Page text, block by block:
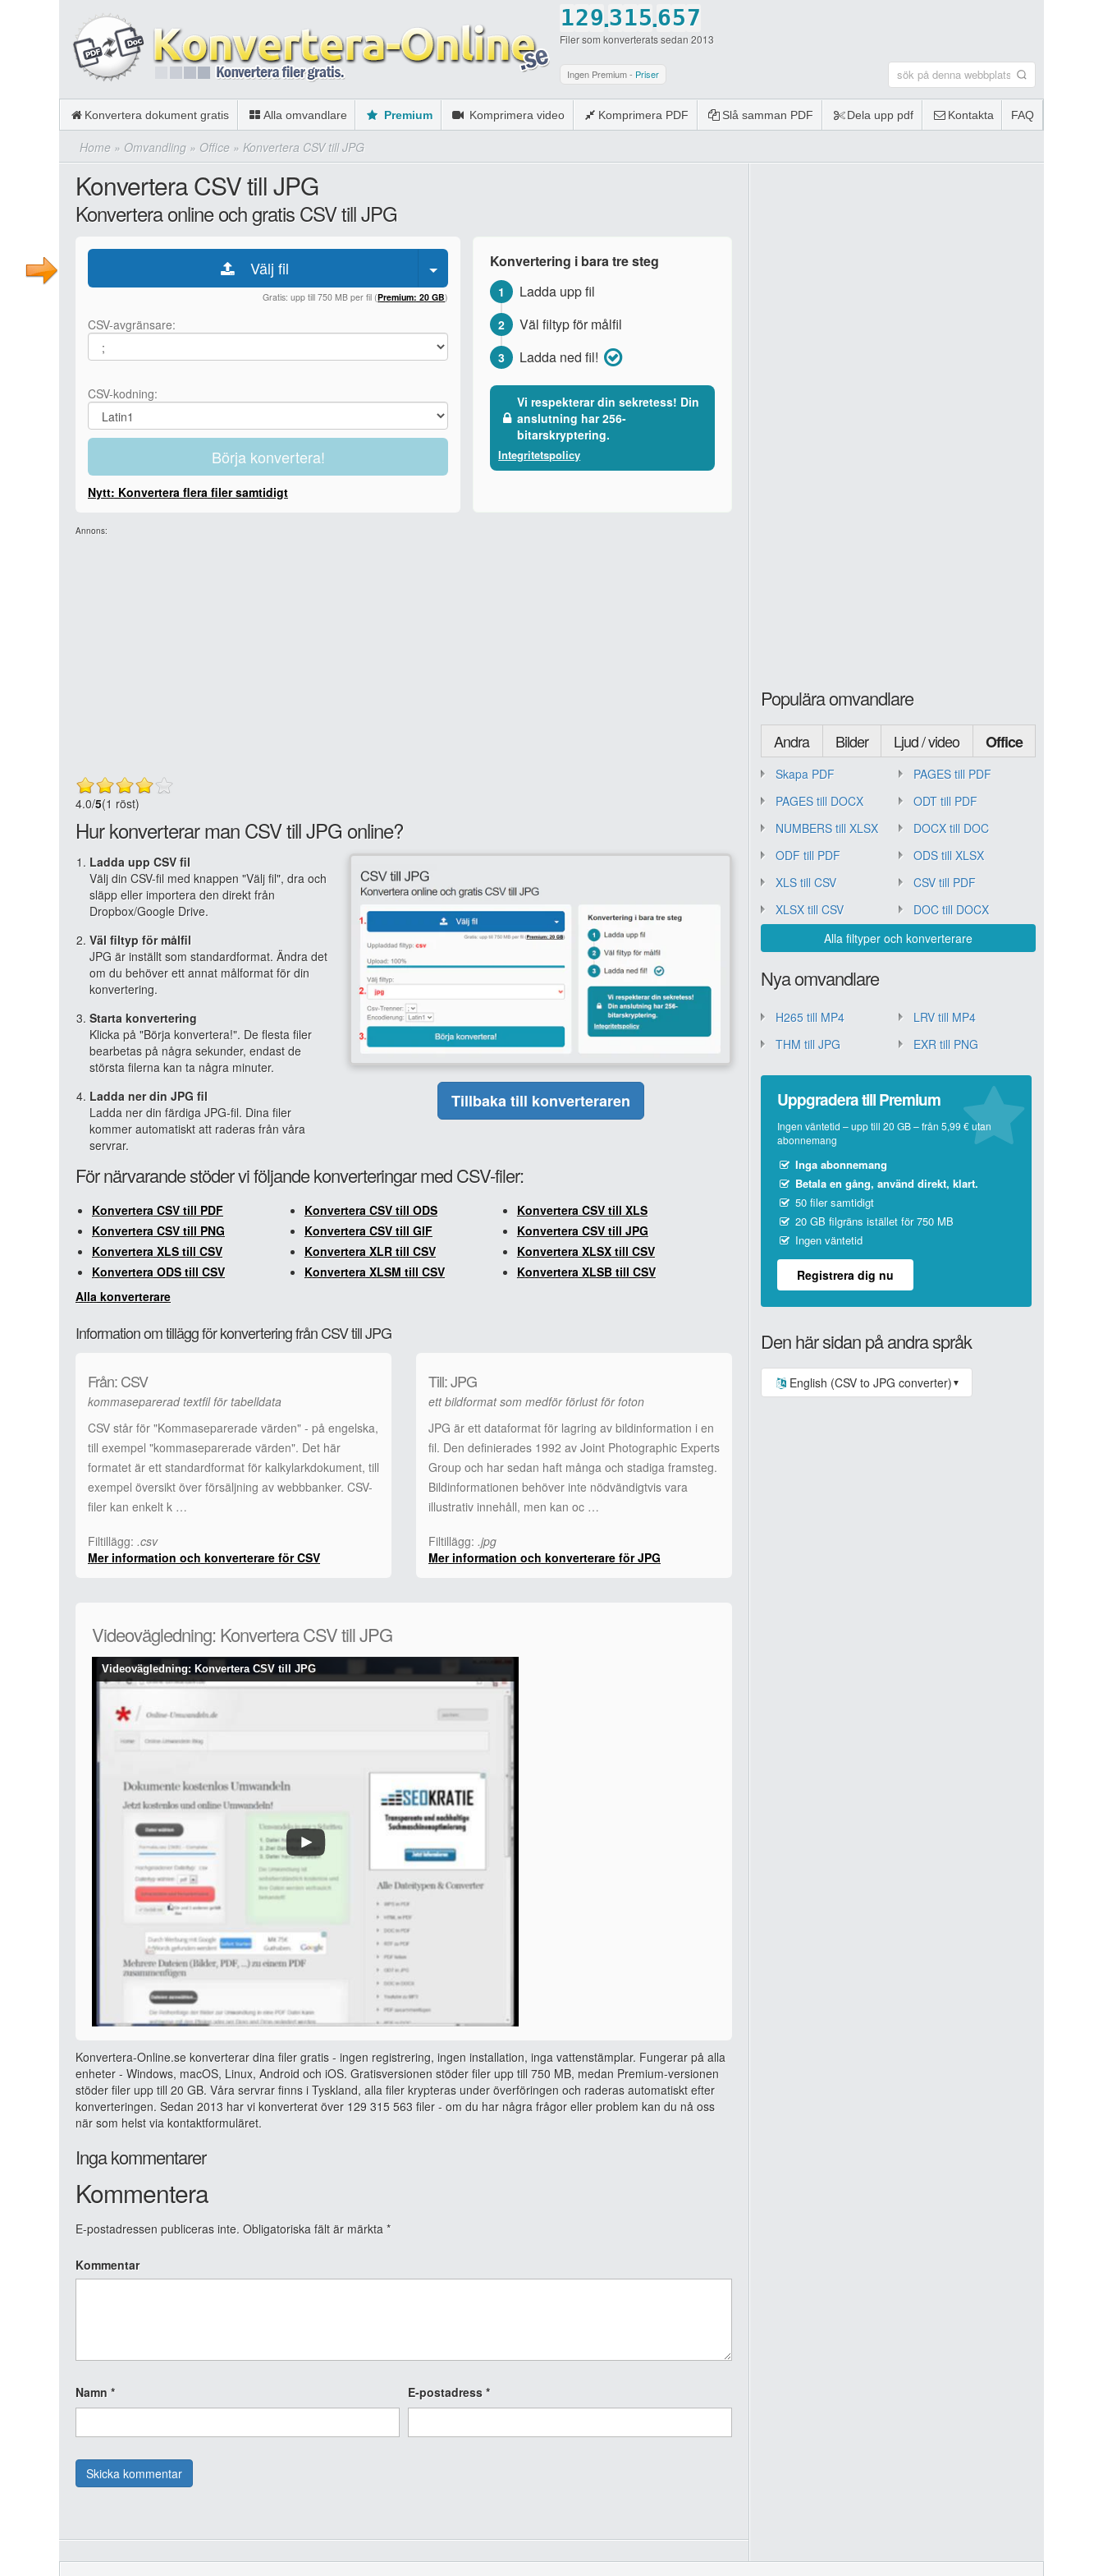
1
2
3
4
5
6
0
2
3
4
5
6
7
9
0
.3
4
5
6
7
8
1
2
3
4
5
6
0
5
6
7
8
9
0
.6
7
8
9
0
5
6
8
9
0
7
8
0
Filer som konverterats sedan 2013
Ingen Premium - Priser
Konvertera dokument gratis Alla omvandlare Premium Komprimera video Komprimera PDF Slå samman PDF Dela upp pdf Kontakta FAQ
Home » Omvandling » Office » Konvertera CSV till JPG
Konvertera CSV till JPG
Konvertera online och gratis CSV till JPG
Välj fil
Gratis: upp till 750 MB per fil (Premium: 20 GB)
CSV-avgränsare:
CSV-kodning:
Börja konvertera!
Nytt: Konvertera flera filer samtidigt
Konvertering i bara tre steg
1 Ladda upp fil
2 Väl filtyp för målfil
3 Ladda ned fil!
Vi respekterar din sekretess! Din
anslutning har 256-
bitarskryptering.
Integritetspolicy
Annons:
4.0/5(1 röst)
Hur konverterar man CSV till JPG online?
Ladda upp CSV fil
Välj din CSV-fil med knappen "Välj fil", dra och
släpp eller importera den direkt från
Dropbox/Google Drive.
Väl filtyp för målfil
JPG är inställt som standardformat. Ändra det
om du behöver ett annat målformat för din
konvertering.
Starta konvertering
Klicka på "Börja konvertera!". De flesta filer
bearbetas på några sekunder, endast de
största filerna kan ta några minuter.
Ladda ner din JPG fil
Ladda ner din färdiga JPG-fil. Dina filer
kommer automatiskt att raderas från våra
servrar.
Tillbaka till konverteraren
För närvarande stöder vi följande konverteringar med CSV-filer:
Konvertera CSV till PDF Konvertera CSV till ODS
Konvertera CSV till XLS
Konvertera CSV till PNG
Konvertera CSV till GIF
Konvertera CSV till JPG
Konvertera XLS till CSV
Konvertera XLR till CSV
Konvertera XLSX till CSV
Konvertera ODS till CSV
Konvertera XLSM till CSV
Konvertera XLSB till CSV
Alla konverterare
Information om tillägg för konvertering från CSV till JPG
Från: CSV
kommaseparerad textfil för tabelldata
CSV står för "Kommaseparerade värden" - på engelska,
till exempel "kommaseparerade värden". Det här
formatet är ett standardformat för kalkylarkdokument, till
exempel översikt över försäljning av webbbanker. CSV-
filer kan enkelt k …
Filtillägg: .csv
Mer information och konverterare för CSV
Till: JPG
ett bildformat som medför förlust för foton
JPG är ett dataformat för lagring av bildinformation i en
fil. Den definierades 1992 av Joint Photographic Experts
Group och har sedan haft många och stadiga framsteg.
Bildinformationen behöver inte nödvändigtvis vara
illustrativ innehåll, men kan oc …
Filtillägg: .jpg
Mer information och konverterare för JPG
Videovägledning: Konvertera CSV till JPG
Videovägledning: Konvertera CSV till JPG
Konvertera-Online.se konverterar dina filer gratis - ingen registrering, ingen installation, inga vattenstämplar. Fungerar på alla
enheter - Windows, macOS, Linux, Android och iOS. Gratisversionen stöder filer upp till 750 MB, medan Premium-versionen
stöder filer upp till 20 GB. Våra servrar finns i Tyskland, alla filer krypteras under överföringen och raderas automatiskt efter
konverteringen. Sedan 2013 har vi konverterat över 129 315 563 filer - om du har några frågor eller problem kan du nå oss
när som helst via kontaktformuläret.
Inga kommentarer
Kommentera
E-postadressen publiceras inte. Obligatoriska fält är märkta *
Kommentar
Namn * E-postadress *
Populära omvandlare
Andra Bilder Ljud / video Office
Skapa PDF
PAGES till PDF
PAGES till DOCX
ODT till PDF
NUMBERS till XLSX
DOCX till DOC
ODF till PDF
ODS till XLSX
XLS till CSV
CSV till PDF
XLSX till CSV
DOC till DOCX
Alla filtyper och konverterare
Nya omvandlare
H265 till MP4
LRV till MP4
THM till JPG
EXR till PNG
Uppgradera till Premium
Ingen väntetid – upp till 20 GB – från 5,99 € utan
abonnemang
Inga abonnemang
Betala en gång, använd direkt, klart.
50 filer samtidigt
20 GB filgräns istället för 750 MB
Ingen väntetid
Registrera dig nu
Den här sidan på andra språk
English (CSV to JPG converter) ▼